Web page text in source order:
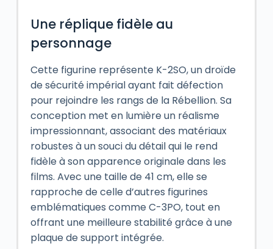
Une réplique fidèle au
personnage
Cette figurine représente K-2SO, un droïde
de sécurité impérial ayant fait défection
pour rejoindre les rangs de la Rébellion. Sa
conception met en lumière un réalisme
impressionnant, associant des matériaux
robustes à un souci du détail qui le rend
fidèle à son apparence originale dans les
films. Avec une taille de 41 cm, elle se
rapproche de celle d’autres figurines
emblématiques comme C-3PO, tout en
offrant une meilleure stabilité grâce à une
plaque de support intégrée.